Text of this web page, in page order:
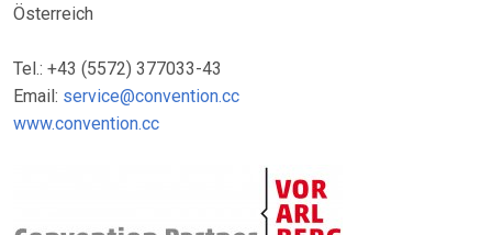
Österreich
Tel.: +43 (5572) 377033-43
Email: service@convention.cc
www.convention.cc